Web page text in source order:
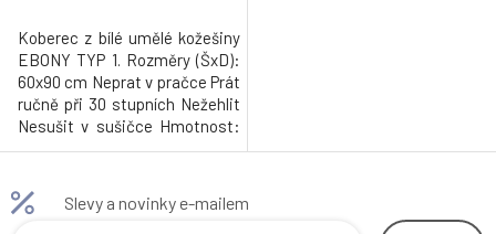
Koberec z bílé umělé kožešiny
EBONY TYP 1. Rozměry (ŠxD):
60x90 cm Neprat v pračce Prát
ručně při 30 stupních Nežehlit
Nesušit v sušičce Hmotnost:
1kg
Slevy a novinky e-mailem